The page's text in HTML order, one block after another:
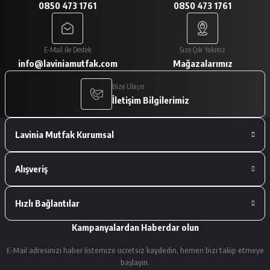
A... V... | 29/01/2026
Paketleme çok iyiydi. Ürünler tam
istediğimiz gibiydi.
A... V... | 29/01/2026
Deneyimini Paylaş
0850 473 1761 0850 473 1761
E-Mail ile Destek
info@laviniamutfak.com
Size Çok Yakınız
Mağazalarımız
Bize Ulaşın
İletişim Bilgilerimiz
Lavinia Mutfak Kurumsal
Alışveriş
Hızlı Bağlantılar
Kampanyalardan Haberdar olun
E-Mail adresinizi haber listemize ücretsiz kaydedin, hemen bizi takip etmeye
başlayın.